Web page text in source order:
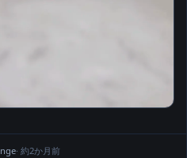
· 約2か月前